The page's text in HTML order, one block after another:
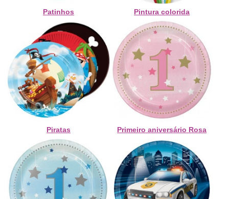
Patinhos Pintura colorida
Piratas Primeiro aniversário Rosa